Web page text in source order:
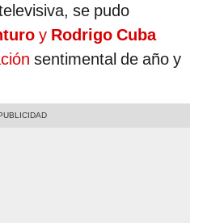
se pudo
y Rodrigo Cuba
sentimental de año y